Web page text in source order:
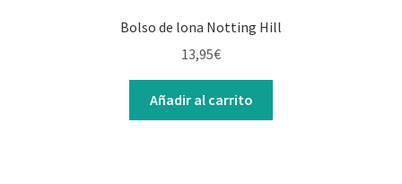
Bolso de lona Notting Hill
13,95€
Añadir al carrito